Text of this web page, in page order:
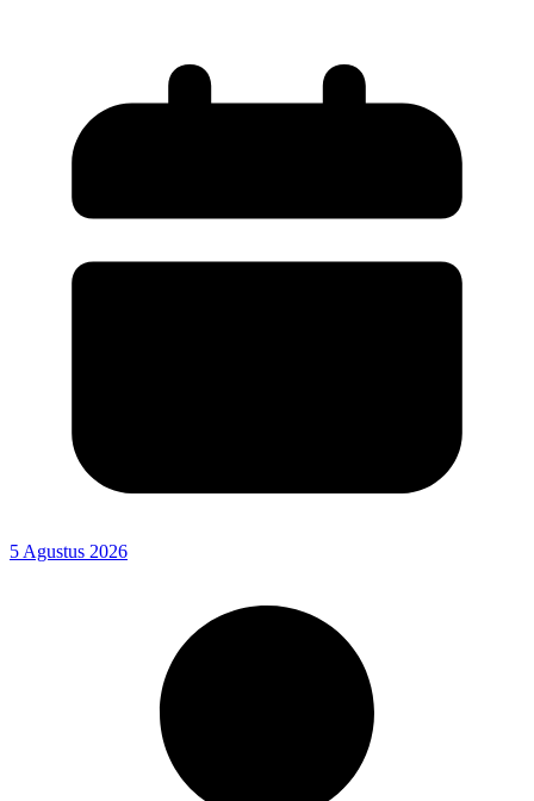
5 Agustus 2026